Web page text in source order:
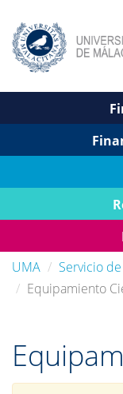
UMA
Servicio
Equipamiento